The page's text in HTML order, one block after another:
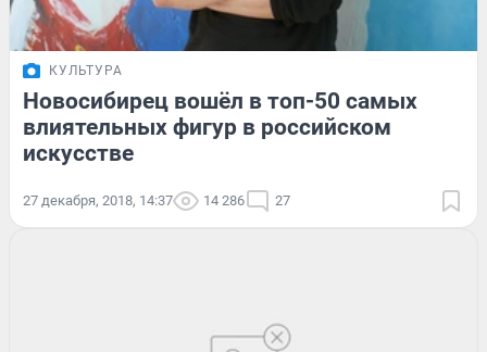
КУЛЬТУРА
Новосибирец вошёл в топ-50 самых
влиятельных фигур в российском
искусстве
27 декабря, 2018, 14:37 14 286 27